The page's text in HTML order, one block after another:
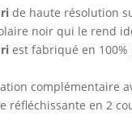
de haute résolution
noir qui le rend
est fabriqué en 100%
complémentaire
réfléchissante en 2